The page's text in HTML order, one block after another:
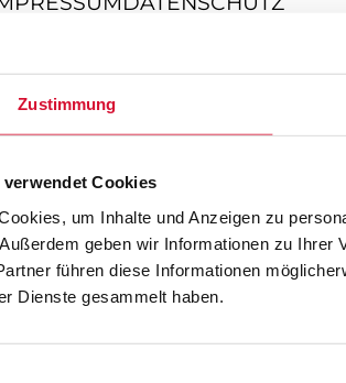
Zustimmung
verwendet Cookies
um Inhalte und Anzeigen zu
geben wir Informationen zu Ihrer
führen diese Informationen
Dienste gesammelt haben.
AGB
Entertainment GmbH 2025